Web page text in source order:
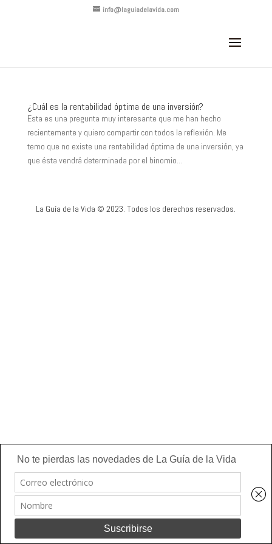
info@laguiadelavida.com
¿Cuál es la rentabilidad óptima de una inversión?
Esta es una pregunta muy interesante que me han hecho
recientemente y quiero compartir con todos la reflexión. Me
temo que no existe una rentabilidad óptima de una inversión, ya
que ésta vendrá determinada por el binomio...
La Guía de la Vida © 2023. Todos los derechos reservados.